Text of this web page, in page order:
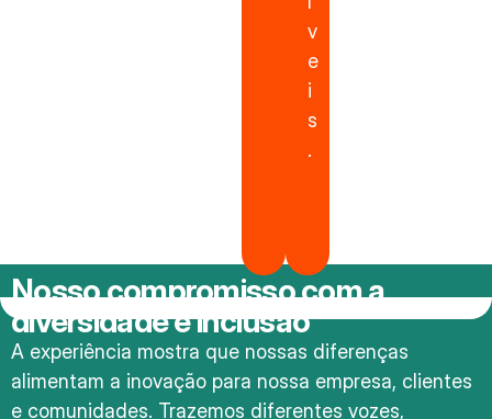
v
e
i
s
.
Nosso compromisso com a
diversidade e inclusão
A experiência mostra que nossas diferenças
alimentam a inovação para nossa empresa, clientes
e comunidades. Trazemos diferentes vozes,